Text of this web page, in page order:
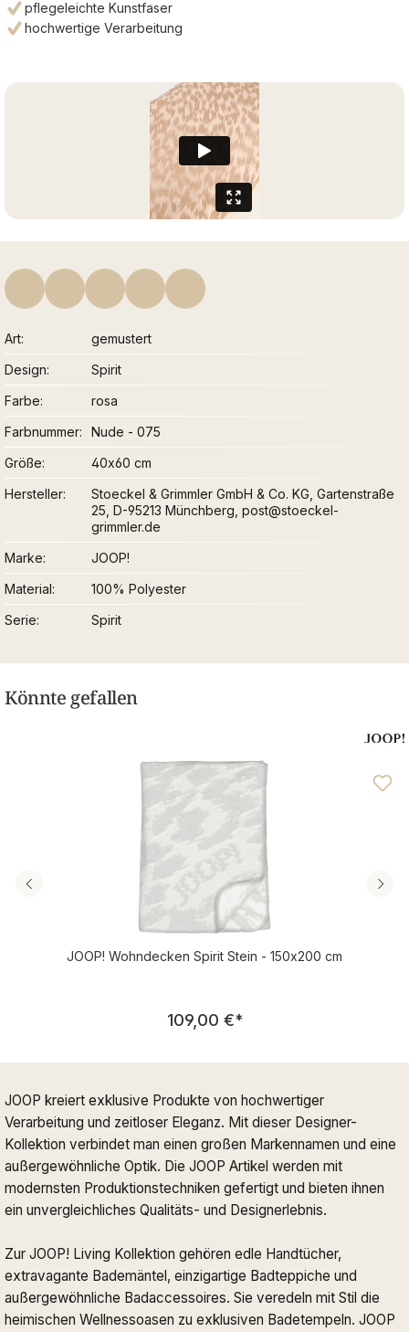
pflegeleichte Kunstfaser
hochwertige Verarbeitung
Art
gemustert
Design
Spirit
Farbe
rosa
Farbnummer
Nude - 075
Größe
40x60 cm
Hersteller
Stoeckel & Grimmler GmbH & Co. KG, Gartenstraße
25, D-95213 Münchberg, post@stoeckel-
grimmler.de
Marke
JOOP!
Material
100% Polyester
Serie
Spirit
Könnte gefallen
JOOP! Wohndecken Spirit Stein - 150x200 cm
Regulärer Preis:
109,00 €*
JOOP kreiert exklusive Produkte von hochwertiger
Verarbeitung und zeitloser Eleganz. Mit dieser Designer-
Kollektion verbindet man einen großen Markennamen und eine
außergewöhnliche Optik. Die JOOP Artikel werden mit
modernsten Produktionstechniken gefertigt und bieten ihnen
ein unvergleichliches Qualitäts- und Designerlebnis.
Zur JOOP! Living Kollektion gehören edle Handtücher,
extravagante Bademäntel, einzigartige Badteppiche und
außergewöhnliche Badaccessoires. Sie veredeln mit Stil die
heimischen Wellnessoasen zu exklusiven Badetempeln. JOOP